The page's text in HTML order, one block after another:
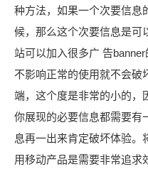
种方法，如果一个次要信息
候，那么这个次要信息是可
站可以加入很多广 告
不影响正常的使用就不会破
端，这个度是非常的小的，
你展现的必要信息都需要有
息再一出来肯定破坏体验。
用移动产品是需要非常追求